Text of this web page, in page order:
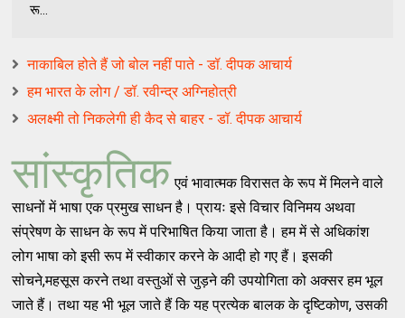
रू...
नाकाबिल होते हैं जो बोल नहीं पाते - डॉ. दीपक आचार्य
हम भारत के लोग / डॉ. रवीन्द्र अग्निहोत्री
अलक्ष्मी तो निकलेगी ही कैद से बाहर - डॉ. दीपक आचार्य
सांस्कृतिकएवं भावात्मक विरासत के रूप में मिलने वाले
साधनों में भाषा एक प्रमुख साधन है। प्रायः इसे विचार विनिमय अथवा
संप्रेषण के साधन के रूप में परिभाषित किया जाता है। हम में से अधिकांश
लोग भाषा को इसी रूप में स्वीकार करने के आदी हो गए हैं। इसकी
सोचने,महसूस करने तथा वस्तुओं से जुड़ने की उपयोगिता को अक्सर हम भूल
जाते हैं। तथा यह भी भूल जाते हैं कि यह प्रत्येक बालक के दृष्टिकोण, उसकी